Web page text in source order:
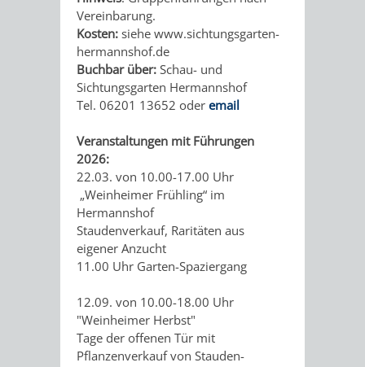
UNTERGANG
EINER
HITS
FÜR
KIDS
Vereinbarung.
Kosten: siehe www.sichtungsgarten-
hermannshof.de
Buchbar über: Schau- und
Sichtungsgarten Hermannshof
Tel. 06201 13652 oder email
Veranstaltungen mit Führungen
2026:
22.03. von 10.00-17.00 Uhr
„Weinheimer Frühling“ im
Hermannshof
Staudenverkauf, Raritäten aus
eigener Anzucht
11.00 Uhr Garten-Spaziergang
12.09. von 10.00-18.00 Uhr
"Weinheimer Herbst"
Tage der offenen Tür mit
Pflanzenverkauf von Stauden-